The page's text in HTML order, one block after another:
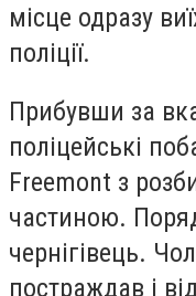
місце одразу
поліції.
Прибувши за
поліцейські
Freemont з
частиною.
чернігівець.
постраждав і